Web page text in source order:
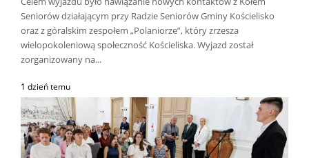
Seniorów działającym przy Radzie Seniorów Gminy Kościelisko
oraz z góralskim zespołem „Polaniorze”, który zrzesza
wielopokoleniową społeczność Kościeliska. Wyjazd został
zorganizowany na...
1 dzień temu